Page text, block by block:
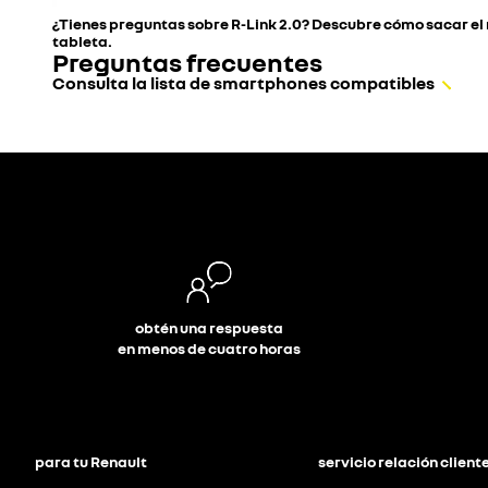
¿Tienes preguntas sobre R-Link 2.0? Descubre cómo sacar
tableta.
Preguntas frecuentes
Consulta la lista de smartphones compatibles
obtén una respuesta
en menos de cuatro horas
para tu Renault servicio relación